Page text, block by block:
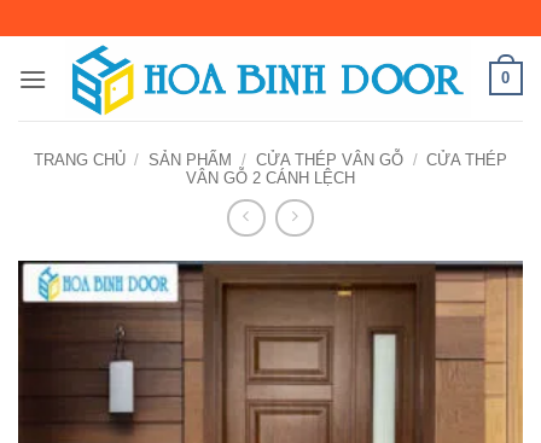
nội
0
TRANG CHỦ / SẢN PHẨM / CỬA THÉP VÂN GỖ / CỬA THÉP
VÂN GỖ 2 CÁNH LỆCH